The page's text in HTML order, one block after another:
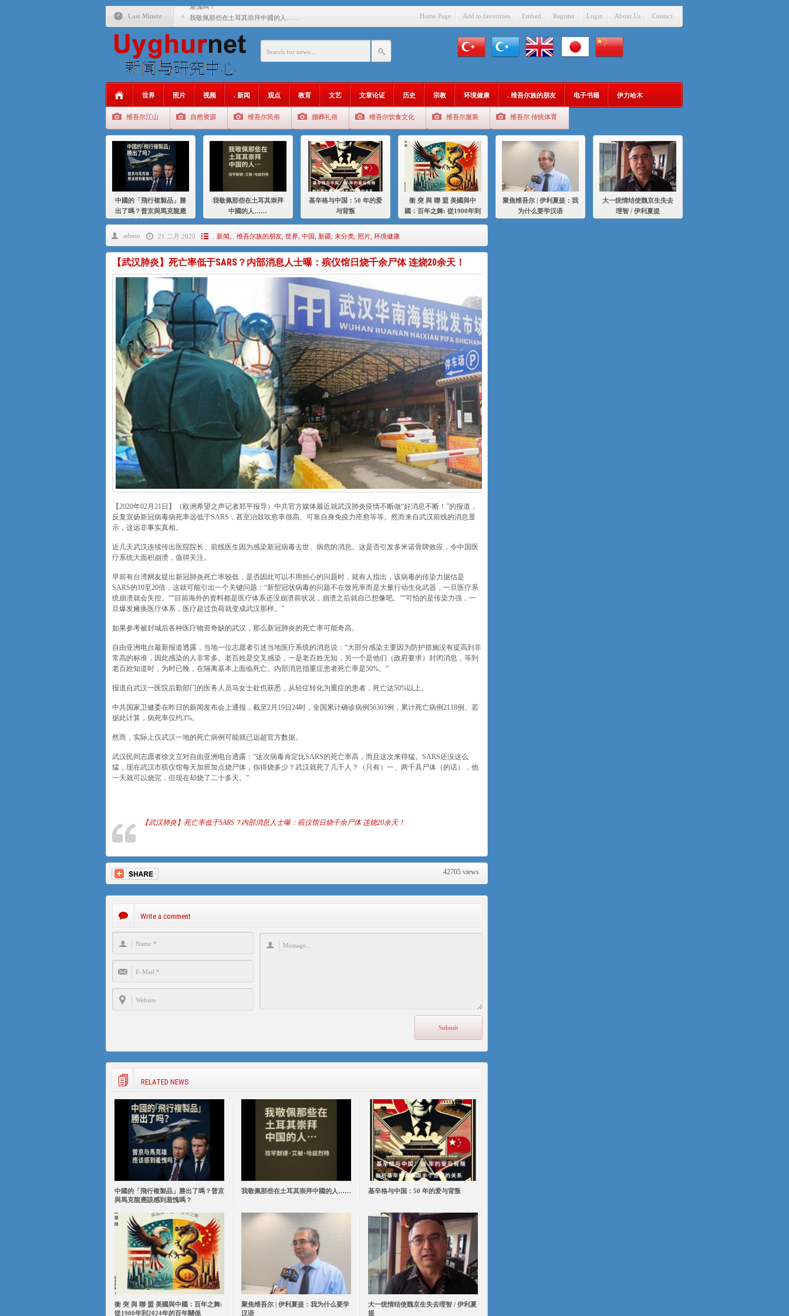
Last Minute
羞愧嗎？
我敬佩那些在土耳其崇拜中國的人……
基辛格与中国：50 年的爱与背叛
年的百年關係
大一统情结使魏京生失去理智 / 伊利夏提
伊利夏提：在自责与内疚中的挣扎
伊利夏提：消失在集中营的红衣女孩
伊利夏提：维吾尔种族灭绝
Home Page Add to favoritties Embed Register Login About Us Contact
世界 照片 视频 . 新闻 观点 教育 文艺 文章论证 历史 宗教 环境健康 . 维吾尔族的朋友 电子书籍 伊力哈木
维吾尔江山 自然资源 维吾尔民俗 婚葬礼俗 维吾尔饮食文化 维吾尔服装 维吾尔 传统体育
中國的「飛行複製品」勝
出了嗎？普京與馬克龍應
我敬佩那些在土耳其崇拜
中國的人……
基辛格与中国：50 年的爱
与背叛
衝 突 與 聯 盟 美國與中
國：百年之舞: 從1900年到
聚焦维吾尔 | 伊利夏提：我
为什么要学汉语
大一统情结使魏京生失去
理智 / 伊利夏提
admin 21 二月 2020 . 新闻 . 维吾尔族的朋友, 世界, 中国 新疆, 未分类, 照片, 环境健康
【武汉肺炎】死亡率低于SARS？内部消息人士曝：殡仪馆日烧千余尸体 连烧20余天！
【2020年02月21日】（欧洲希望之声记者郑平报导）中共官方媒体最近就武汉肺炎疫情不断做“好消息不断！”的报道，
反复宣扬新冠病毒病死率远低于SARS，甚至治鼓吹愈率很高、可靠自身免疫力痊愈等等。然而来自武汉前线的消息显
示，这远非事实真相。
近几天武汉连续传出医院院长、前线医生因为感染新冠病毒去世、病危的消息。这是否引发多米诺骨牌效应，令中国医
疗系统大面积崩溃，值得关注。
早前有台湾网友提出新冠肺炎死亡率较低，是否因此可以不用担心的问题时，就有人指出，该病毒的传染力据估是
SARS的10至20倍，这就可能引出一个关键问题：“新型冠状病毒的问题不在致死率而是大量行动生化武器，一旦医疗系
统崩溃就会失控。”“目前海外的资料都是医疗体系还没崩溃前状况，崩溃之后就自己想像吧。”“可怕的是传染力强，一
旦爆发瘫痪医疗体系，医疗超过负荷就变成武汉那样。”
如果参考被封城后各种医疗物资奇缺的武汉，那么新冠肺炎的死亡率可能奇高。
自由亚洲电台最新报道透露，当地一位志愿者引述当地医疗系统的消息说：“大部分感染主要因为防护措施没有提高到非
常高的标准，因此感染的人非常多。老百姓是交叉感染，一是老百姓无知，另一个是他们（政府要求）封闭消息，等到
老百姓知道时，为时已晚，在隔离基本上面临死亡。内部消息指重症患者死亡率是50%。”
报道自武汉一医院后勤部门的医务人员马女士处也获悉，从轻症转化为重症的患者，死亡达50%以上。
中共国家卫健委在昨日的新闻发布会上通报，截至2月19日24时，全国累计确诊病例56303例，累计死亡病例2118例。若
据此计算，病死率仅约3%。
然而，实际上仅武汉一地的死亡病例可能就已远超官方数据。
武汉民间志愿者徐文立对自由亚洲电台透露：“这次病毒肯定比SARS的死亡率高，而且这次来得猛。SARS还没这么
猛，现在武汉市殡仪馆每天加班加点烧尸体，你得烧多少？武汉就死了几千人？（只有）一、两千具尸体（的话），他
一天就可以烧完，但现在却烧了二十多天。”
【武汉肺炎】死亡率低于SARS？内部消息人士曝：殡仪馆日烧千余尸体 连烧20余天！
42705 views
Write a comment
RELATED NEWS
中國的「飛行複製品」勝出了嗎？普京
與馬克龍應該感到羞愧嗎？
我敬佩那些在土耳其崇拜中國的人…… 基辛格与中国：50 年的爱与背叛
衝 突 與 聯 盟 美國與中國：百年之舞:
從1900年到2024年的百年關係
聚焦维吾尔 | 伊利夏提：我为什么要学
汉语
大一统情结使魏京生失去理智 / 伊利夏
提